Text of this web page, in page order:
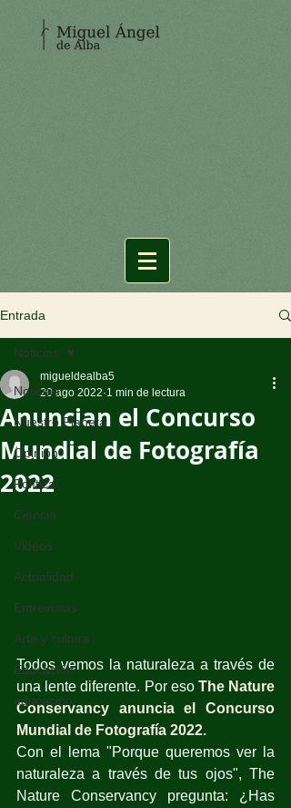
Entrada
Noticias
Nuestro Planeta
Opinión
Política
Ciencia
Videos
Actualidad
Entrevistas
Arte y cultura
Educación
educación
Noticias
Anuncian el Concurso
Mundial de Fotografía
2022
migueldealba5
20 ago 2022 1 min de lectura
Todos vemos la naturaleza a través de
una lente diferente. Por eso The Nature
Conservancy anuncia el Concurso
Mundial de Fotografía 2022.
Con el lema "Porque queremos ver la
naturaleza a través de tus ojos", The
Nature Conservancy pregunta: ¿Has